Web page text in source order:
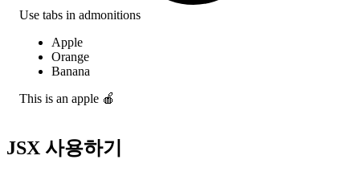
Use tabs in admonitions
Apple
Orange
Banana
This is an apple 🍎
JSX 사용하기